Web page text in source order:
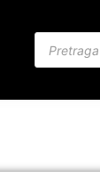
Products
search